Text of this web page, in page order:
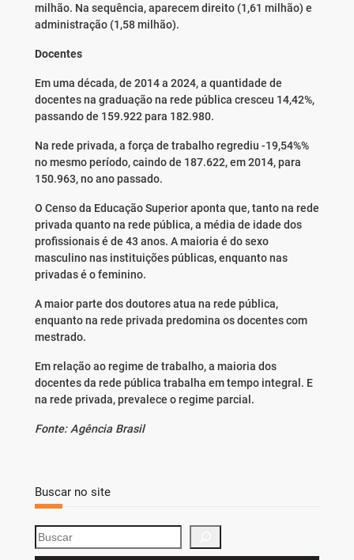
milhão. Na sequência, aparecem direito (1,61 milhão) e
administração (1,58 milhão).
Docentes
Em uma década, de 2014 a 2024, a quantidade de
docentes na graduação na rede pública cresceu 14,42%,
passando de 159.922 para 182.980.
Na rede privada, a força de trabalho regrediu -19,54%%
no mesmo período, caindo de 187.622, em 2014, para
150.963, no ano passado.
O Censo da Educação Superior aponta que, tanto na rede
privada quanto na rede pública, a média de idade dos
profissionais é de 43 anos. A maioria é do sexo
masculino nas instituições públicas, enquanto nas
privadas é o feminino.
A maior parte dos doutores atua na rede pública,
enquanto na rede privada predomina os docentes com
mestrado.
Em relação ao regime de trabalho, a maioria dos
docentes da rede pública trabalha em tempo integral. E
na rede privada, prevalece o regime parcial.
Fonte: Agência Brasil
Buscar no site
S
e